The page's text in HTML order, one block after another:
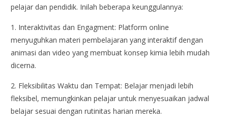
pelajar dan pendidik. Inilah beberapa keunggulannya:
1. Interaktivitas dan Engagment: Platform online
menyuguhkan materi pembelajaran yang interaktif dengan
animasi dan video yang membuat konsep kimia lebih mudah
dicerna.
2. Fleksibilitas Waktu dan Tempat: Belajar menjadi lebih
fleksibel, memungkinkan pelajar untuk menyesuaikan jadwal
belajar sesuai dengan rutinitas harian mereka.